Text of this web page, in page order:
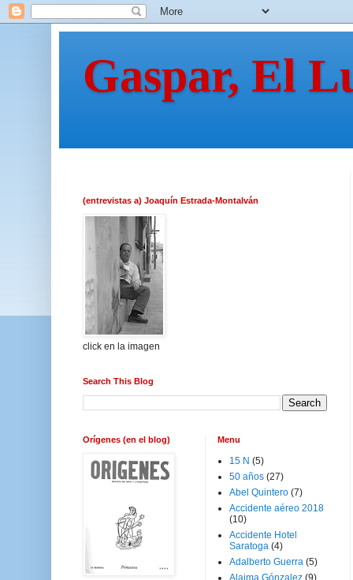
Gaspar, El
(entrevistas a) Joaquín Estrada-Montalván
click en la imagen
Search This Blog
Orígenes (en el blog) Menu
15 N (5)
50 años (27)
Abel Quintero (7)
Accidente aéreo 2018
(10)
Accidente Hotel
Saratoga (4)
Adalberto Guerra (5)
Alaima Gónzalez (9)